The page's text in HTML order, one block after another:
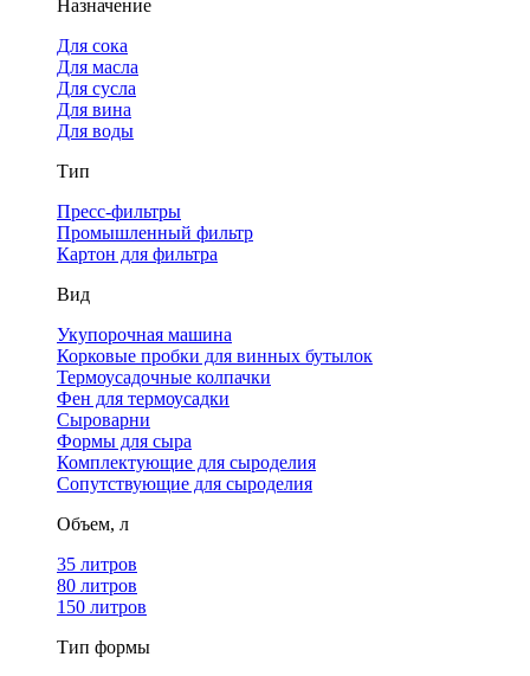
Назначение
Для сока
Для масла
Для сусла
Для вина
Для воды
Тип
Пресс-фильтры
Промышленный фильтр
Картон для фильтра
Вид
Укупорочная машина
Корковые пробки для винных бутылок
Термоусадочные колпачки
Фен для термоусадки
Сыроварни
Формы для сыра
Комплектующие для сыроделия
Сопутствующие для сыроделия
Объем, л
35 литров
80 литров
150 литров
Тип формы